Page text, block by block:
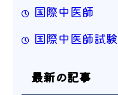
国際中医師
国際中医師試験
最新の記事